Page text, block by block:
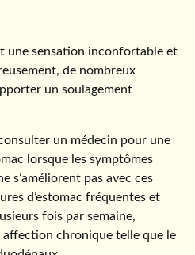
une sensation inconfortable et
de nombreux
un soulagement
un médecin pour une
lorsque les symptômes
s’améliorent pas avec ces
d’estomac fréquentes et
fois par semaine,
affection chronique telle que le